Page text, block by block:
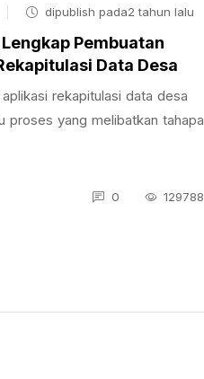
dipublish pada2 tahun lalu
Pembuatan
Data Desa
rekapitulasi data desa
proses yang melibatkan tahapa
0 129788